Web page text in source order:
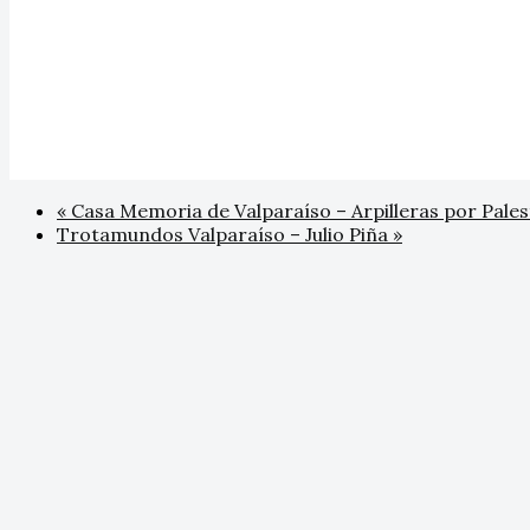
« Casa Memoria de Valparaíso – Arpilleras por
Trotamundos Valparaíso – Julio Piña »